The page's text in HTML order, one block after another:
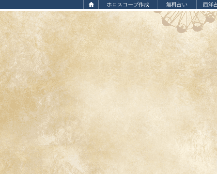
ホロスコープ作成 無料占い 西洋